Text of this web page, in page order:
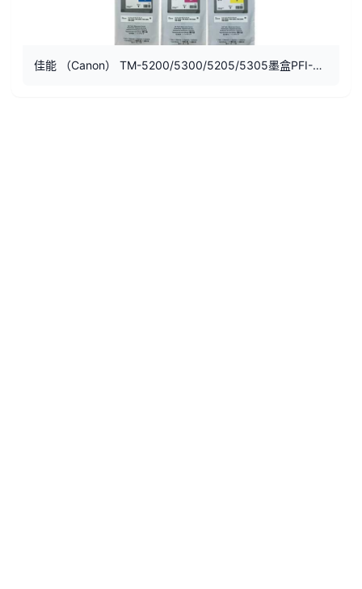
佳能 （Canon） TM-5200/5300/5205/5305墨盒PFI-8320